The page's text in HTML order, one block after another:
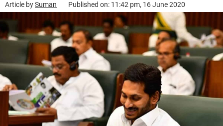
Article bySuman Published on: 11:42 pm, 16 June 2020